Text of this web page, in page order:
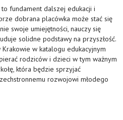
fundament dalszej edukacji i
dobrana placówka może stać się
swoje umiejętności, nauczy się
solidne podstawy na przyszłość.
w katalogu edukacyjnym
rodziców i dzieci w tym ważnym
która będzie sprzyjać
rozwojowi młodego